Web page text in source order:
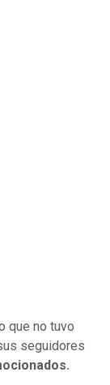
que no tuvo
seguidores